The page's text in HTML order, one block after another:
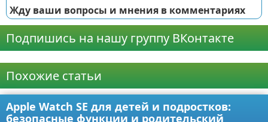
Жду ваши вопросы и мнения в комментариях
Подпишись на нашу группу ВКонтакте
Похожие статьи
Apple Watch SE для детей и подростков:
безопасные функции и родительский